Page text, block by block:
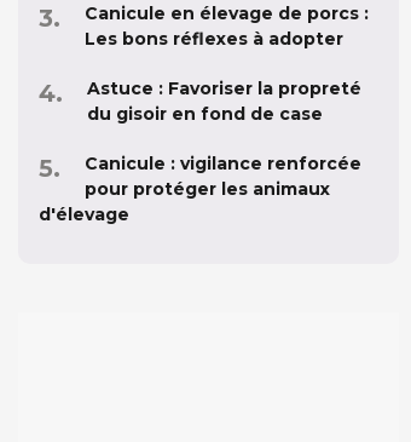
Canicule en élevage de porcs :
Les bons réflexes à adopter
Astuce : Favoriser la propreté
du gisoir en fond de case
Canicule : vigilance renforcée
pour protéger les animaux
d'élevage